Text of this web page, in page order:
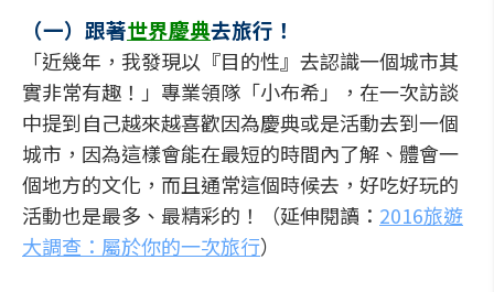
（一）跟著世界慶典去旅行！
「近幾年，我發現以『目的性』去認識一個城市其
實非常有趣！」專業領隊「小布希」，在一次訪談
中提到自己越來越喜歡因為慶典或是活動去到一個
城市，因為這樣會能在最短的時間內了解、體會一
個地方的文化，而且通常這個時候去，好吃好玩的
活動也是最多、最精彩的！（延伸閱讀： 2016旅遊
大調查：屬於你的一次旅行）